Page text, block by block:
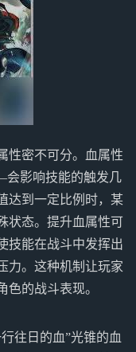
性密不可分。血属性
影响技能的触发几
达到一定比例时，某
状态。提升血属性可
技能在战斗中发挥出
力。这种机制让玩家
色的战斗表现。
往日的血”光锥的血